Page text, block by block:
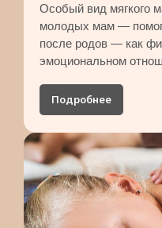
Особый вид мягкого
молодых мам —
после родов — как
эмоциональном
Подробнее